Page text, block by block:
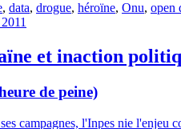
, data, drogue, héroïne, Onu, open
et inaction
de peine)
campagnes, l'Inpes nie l'enjeu